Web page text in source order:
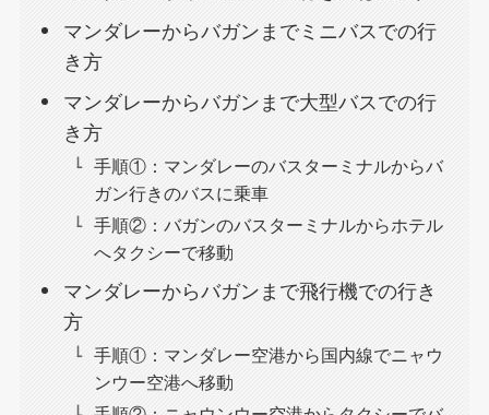
マンダレーからバガンまでミニバスでの行
き方
マンダレーからバガンまで大型バスでの行
き方
手順①：マンダレーのバスターミナルからバ
ガン行きのバスに乗車
手順②：バガンのバスターミナルからホテル
へタクシーで移動
マンダレーからバガンまで飛行機での行き
方
手順①：マンダレー空港から国内線でニャウ
ンウー空港へ移動